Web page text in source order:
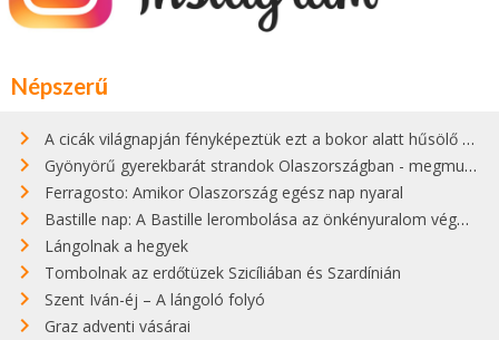
Népszerű
A cicák világnapján fényképeztük ezt a bokor alatt hűsölő cicát Kisorosziban
Gyönyörű gyerekbarát strandok Olaszországban - megmutatjuk a 15 legjobbat
Ferragosto: Amikor Olaszország egész nap nyaral
Bastille nap: A Bastille lerombolása az önkényuralom végét jelentette
Lángolnak a hegyek
Tombolnak az erdőtüzek Szicíliában és Szardínián
Szent Iván-éj – A lángoló folyó
Graz adventi vásárai